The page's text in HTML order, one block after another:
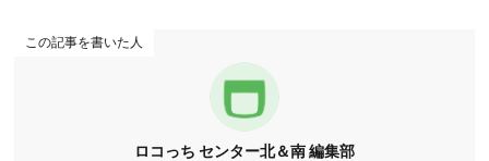
この記事を書いた人
ロコっち センター北＆南 編集部